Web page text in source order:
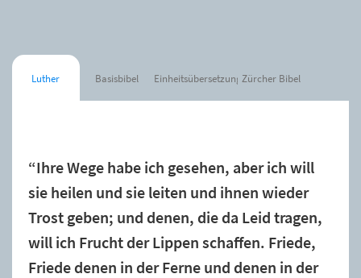
Luther Basisbibel Einheitsübersetzung Zürcher Bibel
“Ihre Wege habe ich gesehen, aber ich will
sie heilen und sie leiten und ihnen wieder
Trost geben; und denen, die da Leid tragen,
will ich Frucht der Lippen schaffen. Friede,
Friede denen in der Ferne und denen in der